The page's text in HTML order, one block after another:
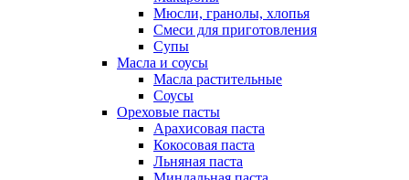
Мюсли, гранолы, хлопья
Смеси для приготовления
Супы
Масла и соусы
Масла растительные
Соусы
Ореховые пасты
Арахисовая паста
Кокосовая паста
Льняная паста